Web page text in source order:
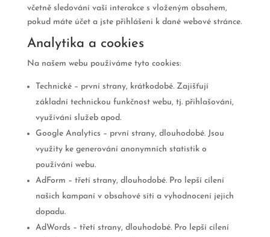
včetně sledování vaší interakce s vloženým obsahem,
pokud máte účet a jste přihlášeni k dané webové stránce.
Analytika a cookies
Na našem webu používáme tyto cookies:
Technické – první strany, krátkodobé. Zajišťují
základní technickou funkčnost webu, tj. přihlašování,
využívání služeb apod.
Google Analytics – první strany, dlouhodobé. Jsou
využity ke generování anonymních statistik o
používání webu.
AdForm – třetí strany, dlouhodobé. Pro lepší cílení
našich kampaní v obsahové síti a vyhodnocení jejich
dopadu.
AdWords – třetí strany, dlouhodobé. Pro lepší cílení